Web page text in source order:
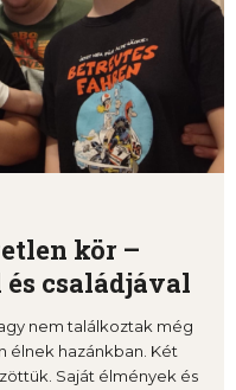
kör –
családjával
nem találkoztak még
élnek hazánkban. Két
Saját élmények és